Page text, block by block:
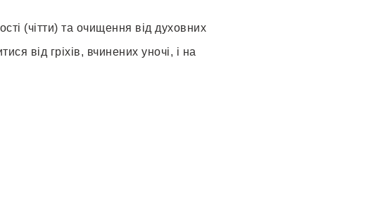
(чітти) та очищення від духовних
від гріхів, вчинених уночі, і на